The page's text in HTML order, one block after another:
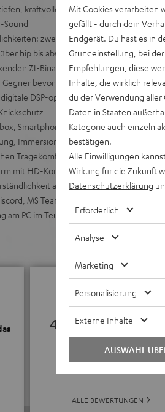
kraftvollen Bass, natürliche Mitten
Sound
zwei Grundfarben & sechs
hip bis absolut abgefahren
7.1-Binaural-Surround-Sound und
bevor du sie siehst
DSP-optimierte Übertragung,
Smartphone und Tablet, Inline-
Immersion Over Ear Capsules mit dicker,
Tragekomfort, sehr leicht, geeignet
mit HD-Kondensator-Mikrofon und
auch im Homeoffice
MS Teams, Google Meet, Zoom,
PC im Teufel Audio Center für ZOLA mit
4.67
(4.67 von 5 bei 110
ALLE BEWERTUNGEN
Mit Cookies verarbeiten
gefällt - durch dein
Endgerät. Du hast es in
Grundeinstellung, bei
Empfehlungen, diese
Inhalte, die wirklich
du der Verwendung
Daten in Staaten
Kategorie auch einzeln
bestätigen.
Alle Einwilligungen
Wirkung für die Zukunft
Datenschutzerklärung
Erforderlich
Analyse
Marketing
Personalisierung
Externe Inhalte
AUSWAHL